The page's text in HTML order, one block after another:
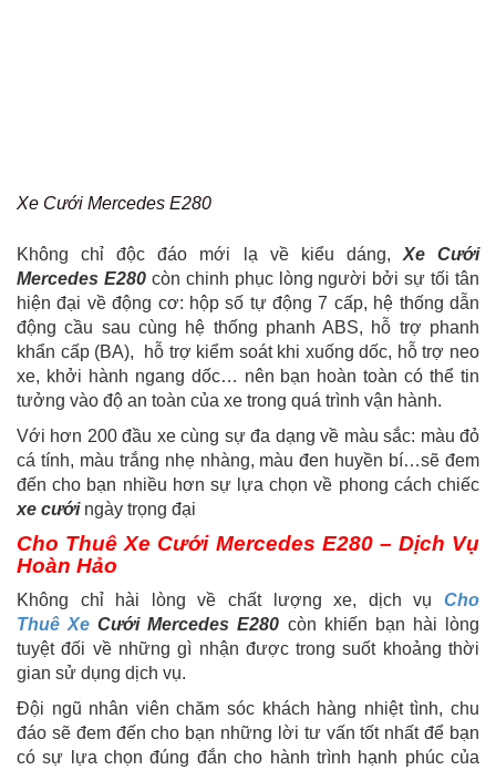
Xe Cưới Mercedes E280
Không chỉ độc đáo mới lạ về kiểu dáng, Xe Cưới
Mercedes E280còn chinh phục lòng người bởi sự tối tân
hiện đại về động cơ: hộp số tự động 7 cấp, hệ thống dẫn
động cầu sau cùng hệ thống phanh ABS, hỗ trợ phanh
khẩn cấp (BA), hỗ trợ kiểm soát khi xuống dốc, hỗ trợ neo
xe, khởi hành ngang dốc… nên bạn hoàn toàn có thể tin
tưởng vào độ an toàn của xe trong quá trình vận hành.
Với hơn 200 đầu xe cùng sự đa dạng về màu sắc: màu đỏ
cá tính, màu trắng nhẹ nhàng, màu đen huyền bí…sẽ đem
đến cho bạn nhiều hơn sự lựa chọn về phong cách chiếc
xe cướingày trọng đại
Cho Thuê Xe Cưới Mercedes E280 – Dịch Vụ
Hoàn Hảo
Không chỉ hài lòng về chất lượng xe, dịch vụ Cho
Thuê Xe Cưới Mercedes E280 còn khiến bạn hài lòng
tuyệt đối về những gì nhận được trong suốt khoảng thời
gian sử dụng dịch vụ.
Đội ngũ nhân viên chăm sóc khách hàng nhiệt tình, chu
đáo sẽ đem đến cho bạn những lời tư vấn tốt nhất để bạn
có sự lựa chọn đúng đắn cho hành trình hạnh phúc của